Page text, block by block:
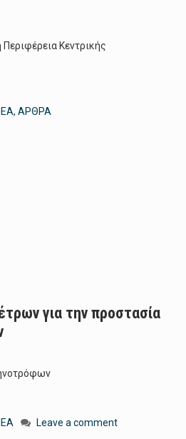
Περιφέρεια Κεντρικής
, ΑΡΘΡΑ
για την προστασία
Leave a comment